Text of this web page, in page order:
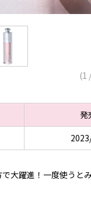
(1 /
発
大躍進！一度使うと